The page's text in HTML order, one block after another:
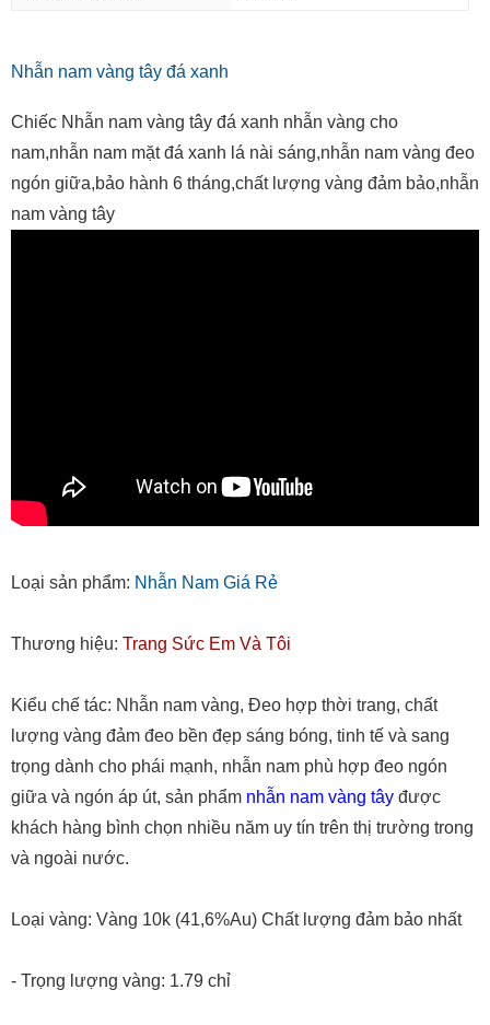
Nhẫn nam vàng tây đá xanh
Chiếc Nhẫn nam vàng tây đá xanh nhẫn vàng cho
nam,nhẫn nam mặt đá xanh lá nài sáng,nhẫn nam vàng đeo
ngón giữa,bảo hành 6 tháng,chất lượng vàng đảm bảo,nhẫn
nam vàng tây
Loại sản phẩm: Nhẫn Nam Giá Rẻ
Thương hiệu: Trang Sức Em Và Tôi
Kiểu chế tác: Nhẫn nam vàng, Đeo hợp thời trang, chất
lượng vàng đảm đeo bền đẹp sáng bóng, tinh tế và sang
trọng dành cho phái mạnh, nhẫn nam phù hợp đeo ngón
giữa và ngón áp út, sản phẩm nhẫn nam vàng tây được
khách hàng bình chọn nhiều năm uy tín trên thị trường trong
và ngoài nước.
Loại vàng: Vàng 10k (41,6%Au) Chất lượng đảm bảo nhất
- Trọng lượng vàng: 1.79 chỉ